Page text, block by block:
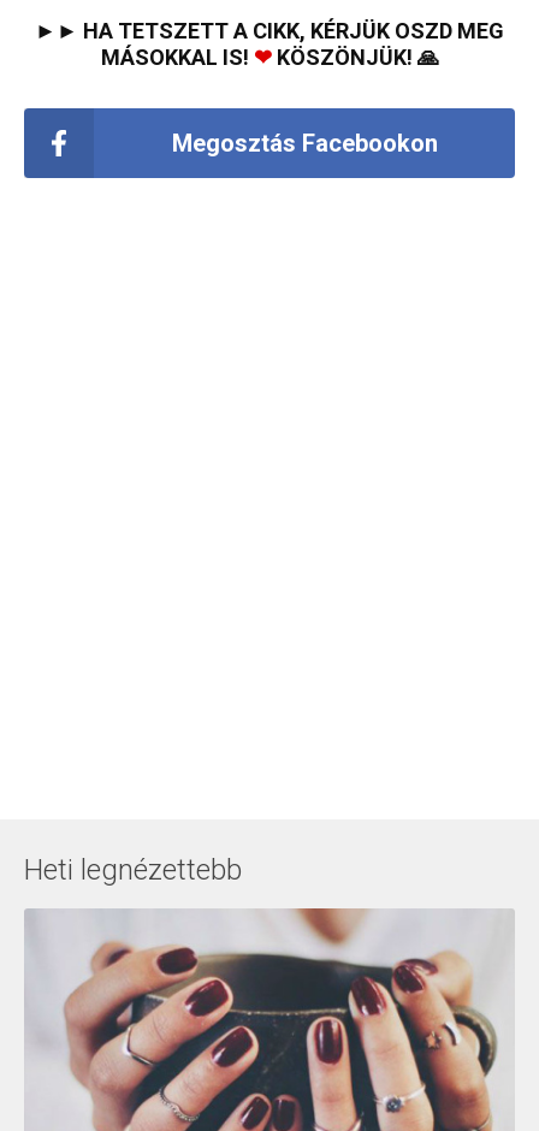
►► HA TETSZETT A CIKK, KÉRJÜK OSZD MEG
MÁSOKKAL IS! ❤KÖSZÖNJÜK! 🙏
Megosztás Facebookon
Heti legnézettebb